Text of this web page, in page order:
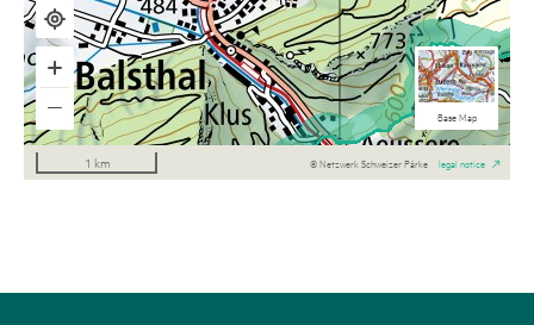
National maps b/w
National maps
Base Map
Aerial Imagery
1 km © Netzwerk Schweizer Pärke legal notice